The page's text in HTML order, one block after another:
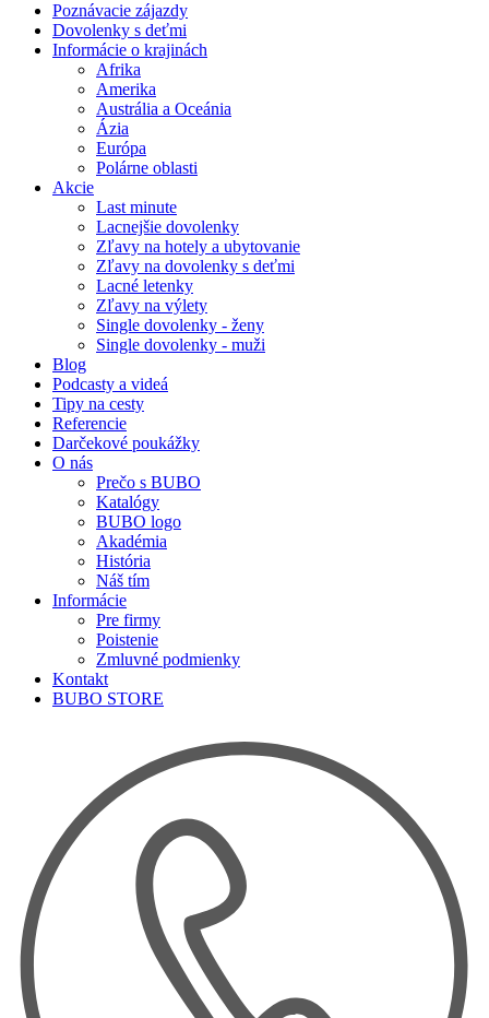
Poznávacie zájazdy
Dovolenky s deťmi
Informácie o krajinách
Afrika
Amerika
Austrália a Oceánia
Ázia
Európa
Polárne oblasti
Akcie
Last minute
Lacnejšie dovolenky
Zľavy na hotely a ubytovanie
Zľavy na dovolenky s deťmi
Lacné letenky
Zľavy na výlety
Single dovolenky - ženy
Single dovolenky - muži
Blog
Podcasty a videá
Tipy na cesty
Referencie
Darčekové poukážky
O nás
Prečo s BUBO
Katalógy
BUBO logo
Akadémia
História
Náš tím
Informácie
Pre firmy
Poistenie
Zmluvné podmienky
Kontakt
BUBO STORE